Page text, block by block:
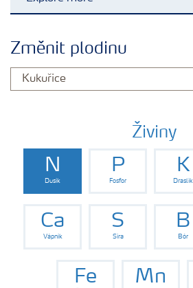
Hnojiva
Bezpečnost hnojiv
Dokumenty
Změnit plodinu
Živiny
N
Dusík
P
Fosfor
K
Draslík
Ca
Vápník
S
Síra
B
Bór
Fe Mn